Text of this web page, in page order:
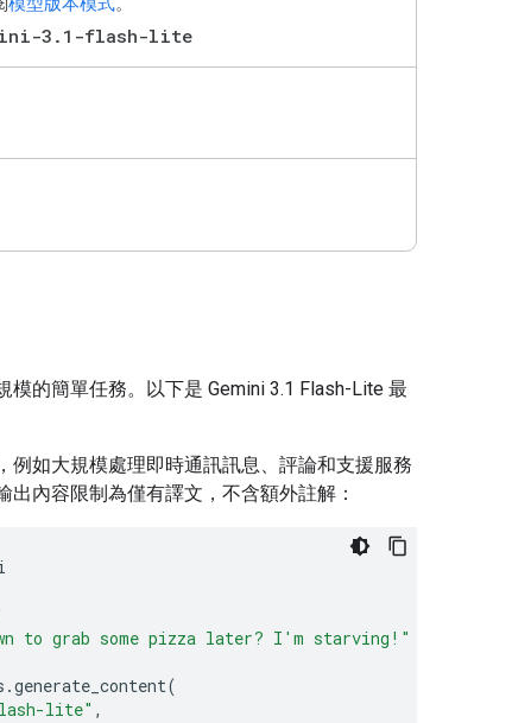
3.1-flash-lite
模的簡單任務。以下是 Gemini 3.1 Flash-Lite 最
例如大規模處理即時通訊訊息、評論和支援服務
內容限制為僅有譯文，不含額外註解：
to grab some pizza later? I'm starving!"
.generate_content(
lite" ,